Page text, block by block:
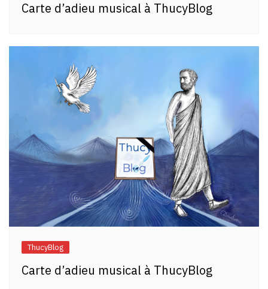
Carte d’adieu musical à ThucyBlog
ThucyBlog
Carte d’adieu musical à ThucyBlog